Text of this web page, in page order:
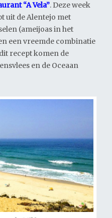
“A Vela”. Deze week
uit de Alentejo met
(ameijoas in het
een vreemde combinatie
recept komen de
en de Oceaan